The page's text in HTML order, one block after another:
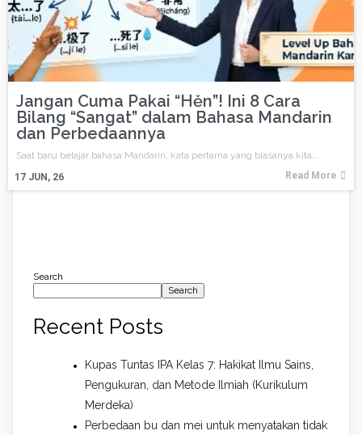
Jangan Cuma Pakai “Hěn”! Ini 8 Cara
Bilang “Sangat” dalam Bahasa Mandarin
dan Perbedaannya
17 JUN, 26
Saat baru belajar bahasa Mandarin, kata pertama yang biasanya kita…
Read More
Search
Search
Recent Posts
Kupas Tuntas IPA Kelas 7: Hakikat Ilmu Sains,
Pengukuran, dan Metode Ilmiah (Kurikulum
Merdeka)
Perbedaan bu dan mei untuk menyatakan tidak